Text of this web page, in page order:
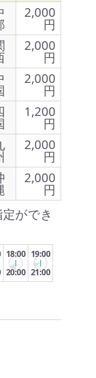
2,000
円
2,000
円
2,000
円
1,200
円
2,000
円
2,000
円
ができ
18:00
20:00
19:00
21:00